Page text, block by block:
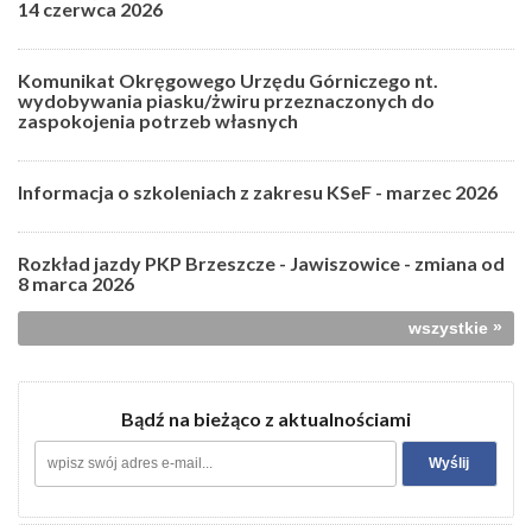
14 czerwca 2026
Komunikat Okręgowego Urzędu Górniczego nt.
wydobywania piasku/żwiru przeznaczonych do
zaspokojenia potrzeb własnych
Informacja o szkoleniach z zakresu KSeF - marzec 2026
Rozkład jazdy PKP Brzeszcze - Jawiszowice - zmiana od
8 marca 2026
wszystkie »
Bądź na bieżąco z aktualnościami